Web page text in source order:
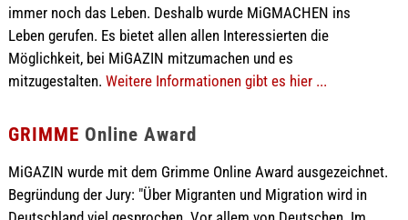
immer noch das Leben. Deshalb wurde MiGMACHEN ins
Leben gerufen. Es bietet allen allen Interessierten die
Möglichkeit, bei MiGAZIN mitzumachen und es
mitzugestalten. Weitere Informationen gibt es hier ...
GRIMME Online Award
MiGAZIN wurde mit dem Grimme Online Award ausgezeichnet.
Begründung der Jury: "Über Migranten und Migration wird in